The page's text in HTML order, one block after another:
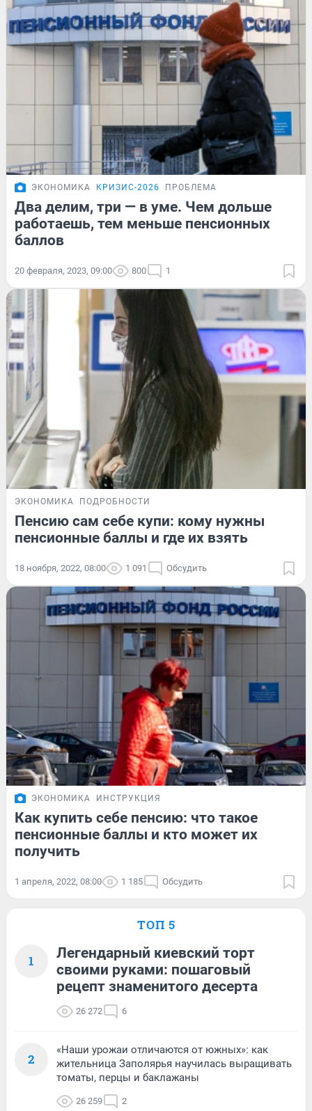
ЭКОНОМИКА КРИЗИС-2026 ПРОБЛЕМА
Два делим, три — в уме. Чем дольше
работаешь, тем меньше пенсионных
баллов
20 февраля, 2023, 09:00 800 1
ЭКОНОМИКА ПОДРОБНОСТИ
Пенсию сам себе купи: кому нужны
пенсионные баллы и где их взять
18 ноября, 2022, 08:00 1 091 Обсудить
ЭКОНОМИКА ИНСТРУКЦИЯ
Как купить себе пенсию: что такое
пенсионные баллы и кто может их
получить
1 апреля, 2022, 08:00 1 185 Обсудить
ТОП 5
1
Легендарный киевский торт
своими руками: пошаговый
рецепт знаменитого десерта
26 272 6
2
«Наши урожаи отличаются от южных»: как
жительница Заполярья научилась выращивать
томаты, перцы и баклажаны
26 259 2